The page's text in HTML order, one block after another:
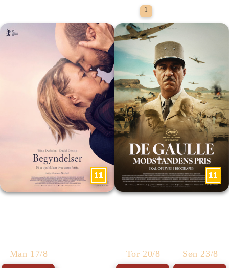
1
Man 17/8
Tor 20/8
Søn 23/8